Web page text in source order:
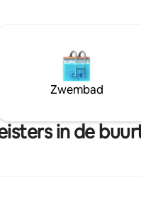
naar het
mee te
Als jullie met
het huis
door de
barbecue
Zwembad
in de